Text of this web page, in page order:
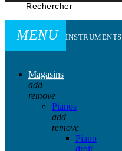
Rechercher
MENU INSTRUMENTS
Magasins
add
remove
Pianos
add
remove
Piano
droit